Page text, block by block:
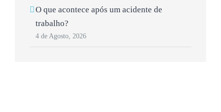
O que acontece após um acidente de
trabalho?
4 de Agosto, 2026